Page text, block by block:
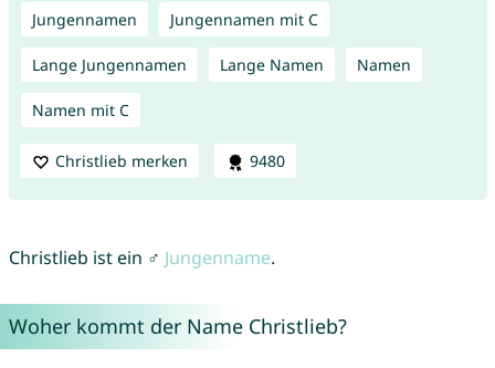
Jungennamen Jungennamen mit C
Lange Jungennamen Lange Namen Namen
Namen mit C
Christlieb merken 9480
Christlieb ist ein ♂ Jungenname.
Woher kommt der Name Christlieb?